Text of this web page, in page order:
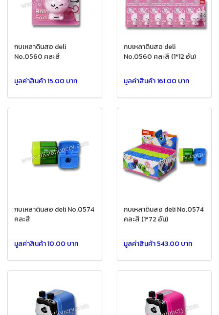
กบเหลาดินสอ deli
No.0560 คละสี
มูลค่าสินค้า 15.00 บาท
กบเหลาดินสอ deli
No.0560 คละสี (1*12 อัน)
มูลค่าสินค้า 161.00 บาท
กบเหลาดินสอ deli No.0574
คละสี
มูลค่าสินค้า 10.00 บาท
กบเหลาดินสอ deli No.0574
คละสี (1*72 อัน)
มูลค่าสินค้า 543.00 บาท